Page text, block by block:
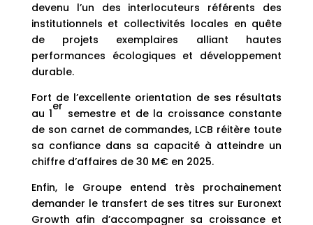
devenu l’un des interlocuteurs référents des
institutionnels et collectivités locales en quête
de projets exemplaires alliant hautes
performances écologiques et développement
durable.
Fort de l’excellente orientation de ses résultats
au 1
er
semestre et de la croissance constante
de son carnet de commandes, LCB réitère toute
sa confiance dans sa capacité à atteindre un
chiffre d’affaires de 30 M€ en 2025.
Enfin, le Groupe entend très prochainement
demander le transfert de ses titres sur Euronext
Growth afin d’accompagner sa croissance et